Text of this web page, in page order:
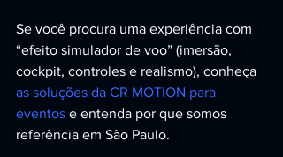
Se você procura uma experiência com
“efeito simulador de voo” (imersão,
cockpit, controles e realismo), conheça
as soluções da CR MOTION para
eventos e entenda por que somos
referência em São Paulo.